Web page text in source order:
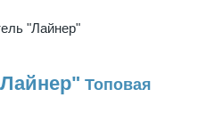
Топовая